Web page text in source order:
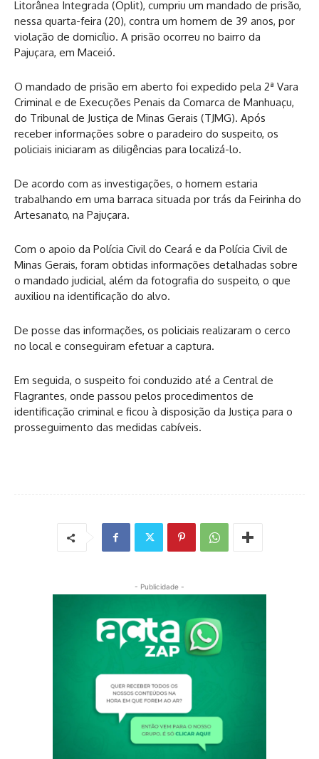
Litorânea Integrada (Oplit), cumpriu um mandado de prisão,
nessa quarta-feira (20), contra um homem de 39 anos, por
violação de domicílio. A prisão ocorreu no bairro da
Pajuçara, em Maceió.
O mandado de prisão em aberto foi expedido pela 2ª Vara
Criminal e de Execuções Penais da Comarca de Manhuaçu,
do Tribunal de Justiça de Minas Gerais (TJMG). Após
receber informações sobre o paradeiro do suspeito, os
policiais iniciaram as diligências para localizá-lo.
De acordo com as investigações, o homem estaria
trabalhando em uma barraca situada por trás da Feirinha do
Artesanato, na Pajuçara.
Com o apoio da Polícia Civil do Ceará e da Polícia Civil de
Minas Gerais, foram obtidas informações detalhadas sobre
o mandado judicial, além da fotografia do suspeito, o que
auxiliou na identificação do alvo.
De posse das informações, os policiais realizaram o cerco
no local e conseguiram efetuar a captura.
Em seguida, o suspeito foi conduzido até a Central de
Flagrantes, onde passou pelos procedimentos de
identificação criminal e ficou à disposição da Justiça para o
prosseguimento das medidas cabíveis.
- Publicidade -